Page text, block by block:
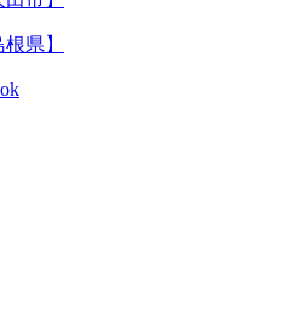
県】